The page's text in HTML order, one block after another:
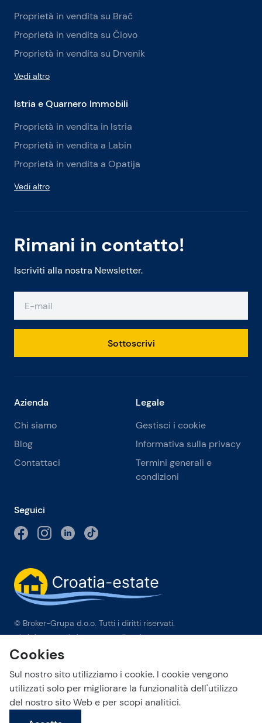
Invia una richiesta
Rimani in contatto!
Iscriviti alla nostra Newsletter.
Sottoscrivi
Proprietà in vendita su Brač
Proprietà in vendita su Čiovo
Proprietà in vendita su Drvenik
Vedi altro
Istria e Quarnero Immobili
Proprietà in vendita in Istria
Proprietà in vendita a Labin
Proprietà in vendita a Opatija
Vedi altro
Azienda
Chi siamo
Blog
Contattaci
Legale
Gestisci i cookie
Informativa sulla privacy
Termini generali e
condizioni
Seguici
© Broker-Grupa d.o.o. Tutti i diritti riservati.
Obala kneza Branimira 1, 21000 Split-Phone: +385 98 384 007
Broker-grupa d.o.o. è membro esclusivo di Forbes Global
Properties in Croazia. Forbes® è un marchio registrato
utilizzato su licenza.
This site is protected by reCAPTCHA and the Google
Cookies
Sul nostro sito utilizziamo i cookie. I cookie vengono
utilizzati solo per migliorare la funzionalità dell'utilizzo
del nostro sito Web e per scopi analitici.